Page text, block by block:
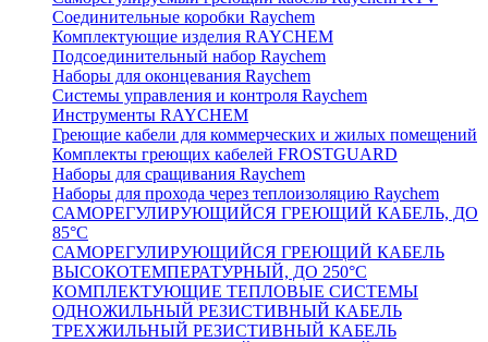
Соединительные коробки Raychem
Комплектующие изделия RAYCHEM
Подсоединительный набор Raychem
Наборы для оконцевания Raychem
Системы управления и контроля Raychem
Инструменты RAYCHEM
Греющие кабели для коммерческих и жилых помещений
Комплекты греющих кабелей FROSTGUARD
Наборы для сращивания Raychem
Наборы для прохода через теплоизоляцию Raychem
САМОРЕГУЛИРУЮЩИЙСЯ ГРЕЮЩИЙ КАБЕЛЬ, ДО
85°С
САМОРЕГУЛИРУЮЩИЙСЯ ГРЕЮЩИЙ КАБЕЛЬ
ВЫСОКОТЕМПЕРАТУРНЫЙ, ДО 250°С
КОМПЛЕКТУЮЩИЕ ТЕПЛОВЫЕ СИСТЕМЫ
ОДНОЖИЛЬНЫЙ РЕЗИСТИВНЫЙ КАБЕЛЬ
ТРЕХЖИЛЬНЫЙ РЕЗИСТИВНЫЙ КАБЕЛЬ